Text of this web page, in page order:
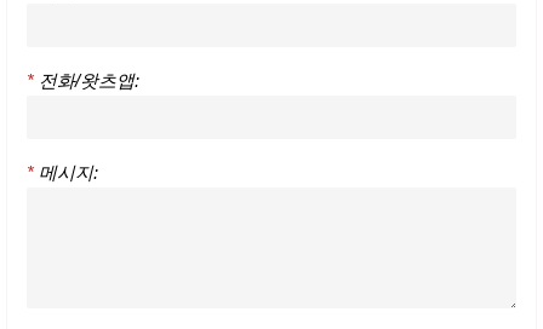
* 전화/왓츠앱:
* 메시지: